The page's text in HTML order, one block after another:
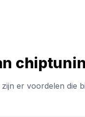
er voordelen die